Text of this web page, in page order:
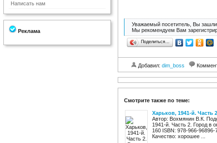
Написать нам
Реклама
Уважаемый посетитель, Вы зашли
Мы рекомендуем Вам
Поделиться…
Добавил: dim_boss
Смотрите также по теме:
Харьков, 1941-й. Часть
Автор: Вохмянин В.К.
1941-й. Часть 2. Город в
160 ISBN: 978-966-
Качество: хорошее ...